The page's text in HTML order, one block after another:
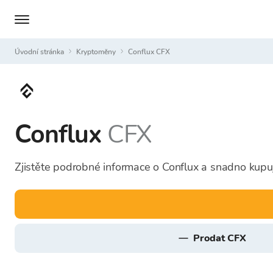
Úvodní stránka Kryptoměny Conflux CFX
Conflux CFX
Zjistěte podrobné informace o Conflux a snadno
prodat CFX